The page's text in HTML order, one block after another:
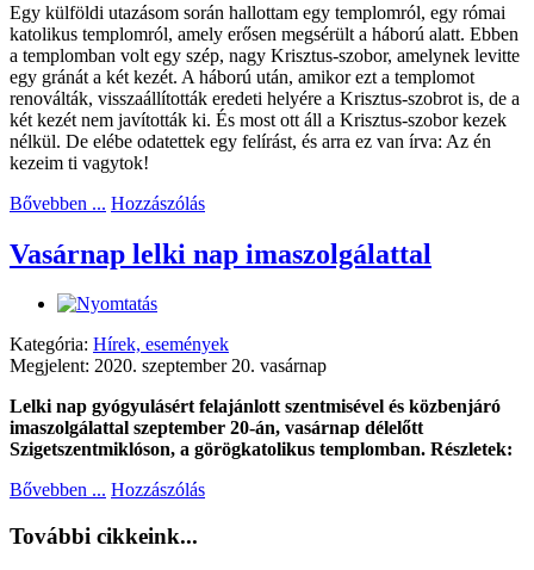
Egy külföldi utazásom során hallottam egy templomról, egy római
katolikus templomról, amely erősen megsérült a háború alatt. Ebben
a templomban volt egy szép, nagy Krisztus-szobor, amelynek levitte
egy gránát a két kezét. A háború után, amikor ezt a templomot
renoválták, visszaállították eredeti helyére a Krisztus-szobrot is, de a
két kezét nem javították ki. És most ott áll a Krisztus-szobor kezek
nélkül. De elébe odatettek egy felírást, és arra ez van írva: Az én
kezeim ti vagytok!
Bővebben ... Hozzászólás
Vasárnap lelki nap imaszolgálattal
Kategória: Hírek, események
Megjelent: 2020. szeptember 20. vasárnap
Lelki nap gyógyulásért felajánlott szentmisével és közbenjáró
imaszolgálattal szeptember 20-án, vasárnap délelőtt
Szigetszentmiklóson, a görögkatolikus templomban. Részletek:
Bővebben ... Hozzászólás
További cikkeink...